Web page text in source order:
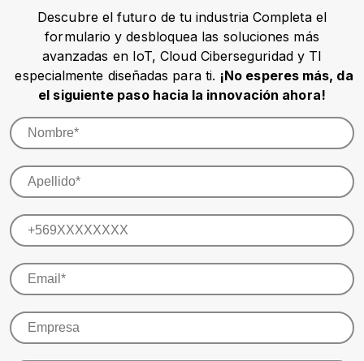
Descubre el futuro de tu industria Completa el
formulario y desbloquea las soluciones más
avanzadas en IoT, Cloud Ciberseguridad y TI
especialmente diseñadas para ti. ¡No esperes más, da
el siguiente paso hacia la innovación ahora!